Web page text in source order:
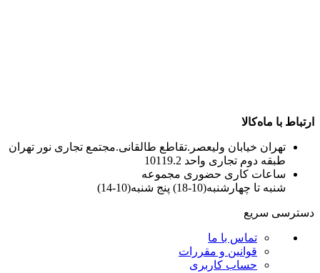
ارتباط با ماه‌کالا
تهران خیابان ولیعصر.تقاطع طالقانی.مجتمع تجاری نور تهران
طبقه دوم تجاری واحد 10119.2
ساعات کاری حضوری مجموعه
شنبه تا چهارشنبه(10-18) پنج شنبه(10-14)
دسترسی سریع
تماس با ما
قوانین و مقررات
حساب کاربری